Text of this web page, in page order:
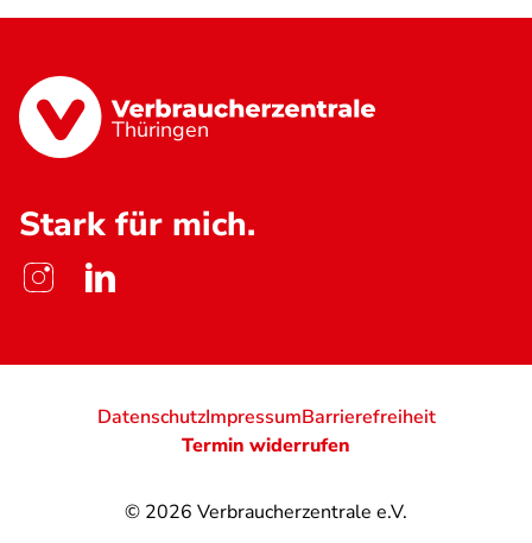
Thüringen
Stark für mich.
© 2026 Verbraucherzentrale e.V.
DatenschutzImpressumBarrierefreiheit
Termin widerrufen